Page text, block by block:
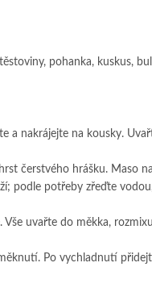
pohanka, kuskus,
a nakrájejte na kousky.
čerstvého hrášku. Maso
podle potřeby zřeďte
uvařte do měkka,
Po vychladnutí